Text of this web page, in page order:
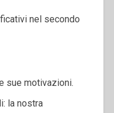
nel secondo
sue motivazioni.
la nostra